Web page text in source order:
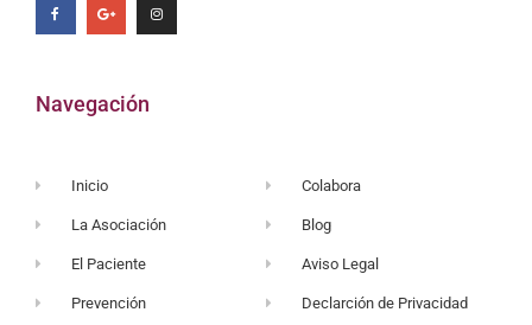
Navegación
Inicio
La Asociación
El Paciente
Prevención
Colabora
Blog
Aviso Legal
Declarción de Privacidad